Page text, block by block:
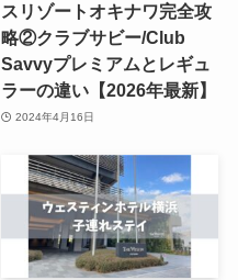
スリゾートオキナワ完全攻
略②クラブサビー/Club
Savvyプレミアムとレギュ
ラーの違い【2026年最新】
2024年4月16日